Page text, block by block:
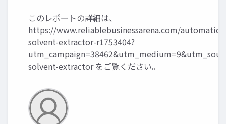
このレポートの詳細は、
https://www.reliablebusinessarena.com/automatic-
solvent-extractor-r1753404?
solvent-extractorをご覧ください。